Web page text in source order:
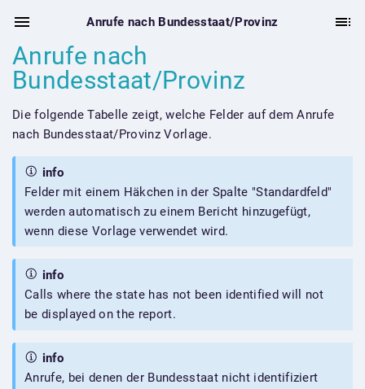
Anrufe nach Bundesstaat/Provinz
Anrufe nach
Bundesstaat/Provinz
Die folgende Tabelle zeigt, welche Felder auf dem Anrufe
nach Bundesstaat/Provinz Vorlage.
info
Felder mit einem Häkchen in der Spalte "Standardfeld"
werden automatisch zu einem Bericht hinzugefügt,
wenn diese Vorlage verwendet wird.
info
Calls where the state has not been identified will not
be displayed on the report.
info
Anrufe, bei denen der Bundesstaat nicht identifiziert